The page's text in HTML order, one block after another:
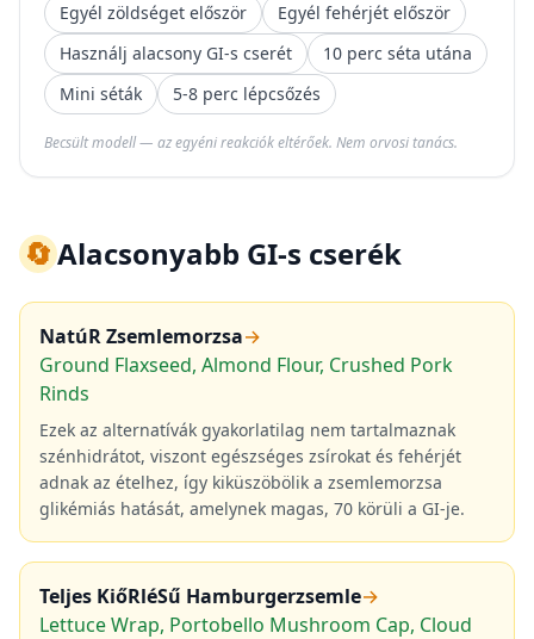
Egyél zöldséget először
Egyél fehérjét először
Használj alacsony GI-s cserét
10 perc séta utána
Mini séták
5-8 perc lépcsőzés
Becsült modell — az egyéni reakciók eltérőek. Nem orvosi tanács.
🔄Alacsonyabb GI-s cserék
NatúR Zsemlemorzsa→
Ground Flaxseed, Almond Flour, Crushed Pork
Rinds
Ezek az alternatívák gyakorlatilag nem tartalmaznak
szénhidrátot, viszont egészséges zsírokat és fehérjét
adnak az ételhez, így kiküszöbölik a zsemlemorzsa
glikémiás hatását, amelynek magas, 70 körüli a GI-je.
Teljes KiőRléSű Hamburgerzsemle→
Lettuce Wrap, Portobello Mushroom Cap, Cloud